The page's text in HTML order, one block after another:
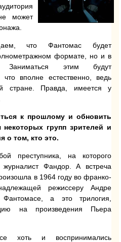
может
что Фантомас будет
формате, но и в
Заниматься этим будут
вполне естественно, ведь
стране. Правда, имеется у
к прошлому и обновить
групп зрителей и
о том, кто это.
преступника, на которого
Фандор. А встреча
в 1964 году во франко-
режиссеру Андре
а это трилогия,
на произведения Пьера
хоть и воспринимались